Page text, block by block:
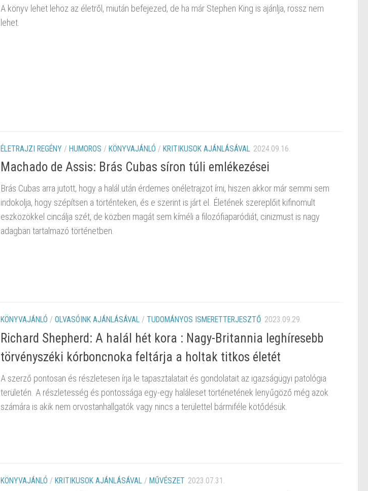
A könyv lehet lehoz az életről, miután befejezed, de ha már Stephen King is ajánlja, rossz nem
lehet.
ÉLETRAJZI REGÉNY / HUMOROS / KÖNYVAJÁNLÓ / KRITIKUSOK AJÁNLÁSÁVAL 2024.09.16.
Machado de Assis: Brás Cubas síron túli emlékezései
Brás Cubas arra jutott, hogy a halál után érdemes önéletrajzot írni, hiszen akkor már semmi sem
indokolja, hogy szépítsen a történteken, és e szerint is járt el. Életének szereplőit kifinomult
eszközökkel cincálja szét, de közben magát sem kíméli a filozófiaparódiát, cinizmust is nagy
adagban tartalmazó történetben.
KÖNYVAJÁNLÓ / OLVASÓINK AJÁNLÁSÁVAL / TUDOMÁNYOS ISMERETTERJESZTŐ 2023.09.29.
Richard Shepherd: A halál hét kora : Nagy-Britannia leghíresebb
törvényszéki kórboncnoka feltárja a holtak titkos életét
A szerző pontosan és részletesen írja le tapasztalatait és gondolatait az igazságügyi patológia
területén. A részletesség és pontossága egy-egy haláleset történetének lenyűgöző még azok
számára is akik nem orvostanhallgatók vagy nincs a területtel bármiféle kötődésük.
KÖNYVAJÁNLÓ / KRITIKUSOK AJÁNLÁSÁVAL / MŰVÉSZET 2023.07.31.